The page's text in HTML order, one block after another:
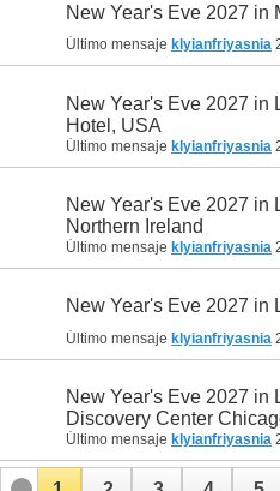
New Year's Eve 2027 in
Último mensaje klyianfriyasnia
New Year's Eve 2027 in
Hotel, USA
Último mensaje klyianfriyasnia
New Year's Eve 2027 in
Northern Ireland
Último mensaje klyianfriyasnia
New Year's Eve 2027 in
Último mensaje klyianfriyasnia
New Year's Eve 2027 in
Discovery Center
Último mensaje klyianfriyasnia